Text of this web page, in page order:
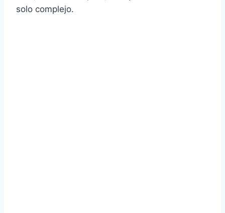
solo complejo.